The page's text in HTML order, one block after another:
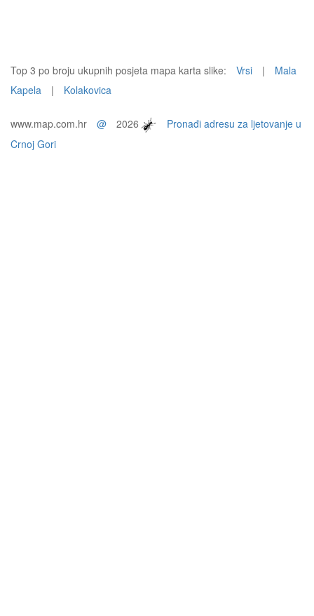
Top 3 po broju ukupnih posjeta mapa karta slike: Vrsi |
Mala
Kapela
| Kolakovica
www.map.com.hr @ 2026
Pronađi adresu za ljetovanje u
Crnoj Gori